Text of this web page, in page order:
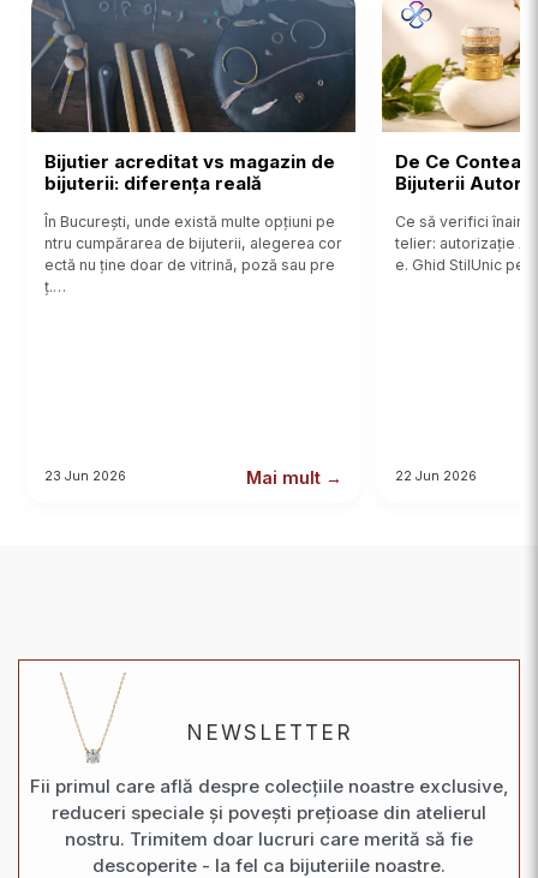
Bijutier acreditat vs magazin de
bijuterii: diferența reală
În București, unde există multe opțiuni pe
ntru cumpărarea de bijuterii, alegerea cor
ectă nu ține doar de vitrină, poză sau pre
ț.…
23 Jun 2026 Mai mult →
De Ce
Bijuterii
Ce să verifici
telier: autorizație
e. Ghid StilUnic
22 Jun 2026
NEWSLETTER
Fii primul care află despre colecțiile noastre exclusive,
reduceri speciale și povești prețioase din atelierul
nostru. Trimitem doar lucruri care merită să fie
descoperite - la fel ca bijuteriile noastre.